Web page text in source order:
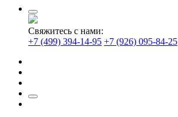
Свяжитесь с нами:
+7 (499) 394-14-95 +7 (926) 095-84-25